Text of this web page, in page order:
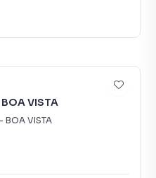
VISTA
- BOA VISTA